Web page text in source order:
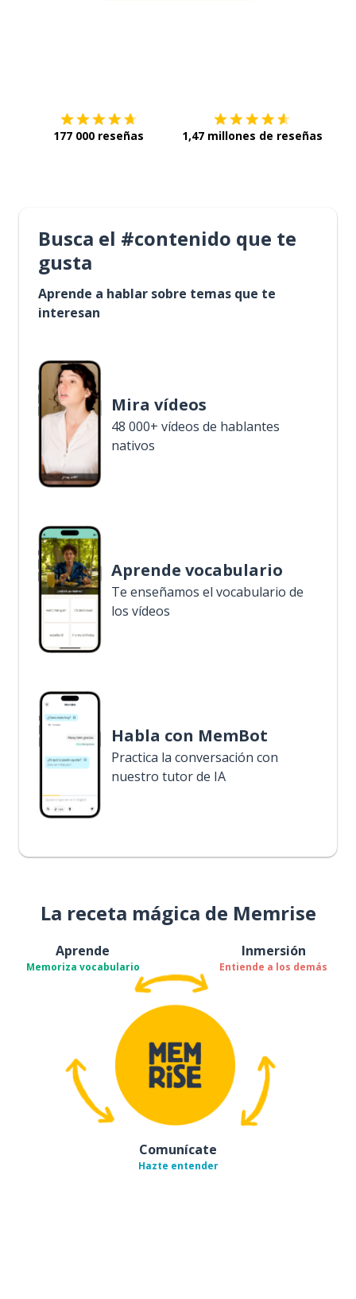
177 000 reseñas 1,47 millones de reseñas
Busca el #contenido que te
gusta
Aprende a hablar sobre temas que te
interesan
Mira vídeos
48 000+ vídeos de hablantes
nativos
Aprende vocabulario
Te enseñamos el vocabulario de
los vídeos
Habla con MemBot
Practica la conversación con
nuestro tutor de IA
La receta mágica de Memrise
Aprende
Memoriza vocabulario
Inmersión
Entiende a los demás
Comunícate
Hazte entender